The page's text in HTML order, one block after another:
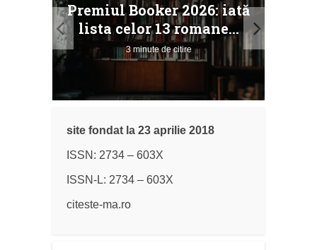
Premiul Booker 2026: iată
lista celor 13 romane...
3 minute de citire
site fondat la 23 aprilie 2018
ISSN: 2734 – 603X
ISSN-L: 2734 – 603X
citeste-ma.ro